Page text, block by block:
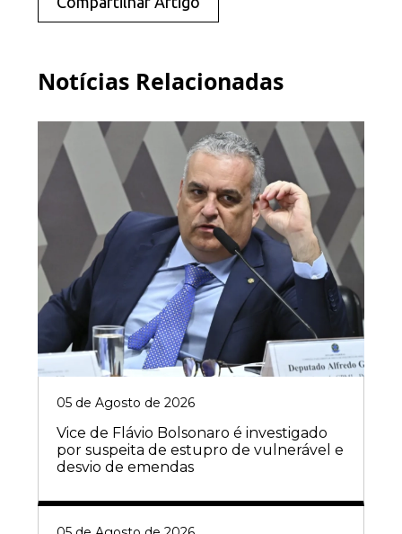
Notícias Relacionadas
05 de Agosto de 2026
Vice de Flávio Bolsonaro é investigado
por suspeita de estupro de vulnerável e
desvio de emendas